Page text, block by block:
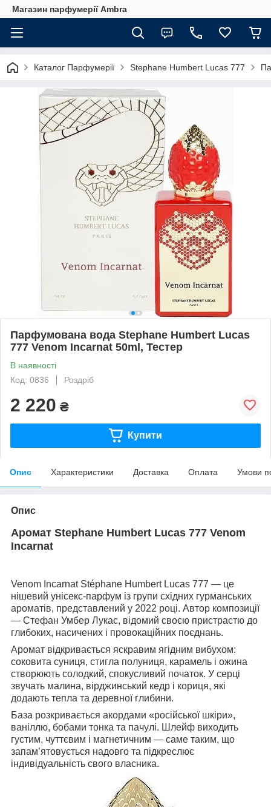
Магазин парфумерії Ambra
Каталог Парфумерії Stephane Humbert Lucas 777
Парфумована вода Stephane Humbert Lucas
777 Venom Incarnat 50ml, Тестер
В наявності
Код: 0836
Роздріб
2 220 ₴
Купити
Опис Характеристики Доставка Оплата Умови
Опис
Аромат Stephane Humbert Lucas 777 Venom
Incarnat
Venom Incarnat Stéphane Humbert Lucas 777 — це
нішевий унісекс-парфум із групи східних гурманських
ароматів, представлений у 2022 році. Автор композиції
— Стефан Умбер Лукас, відомий своєю пристрастю до
глибоких, насичених і провокаційних поєднань.
Аромат відкривається яскравим ягідним вибухом:
соковита суниця, стигла полуниця, карамель і ожина
створюють солодкий, спокусливий початок. У серці
звучать малина, вірджинський кедр і кориця, які
додають тепла та деревної глибини.
База розкривається акордами «російської шкіри»,
ваніллю, бобами тонка та пачулі. Шлейф виходить
густим, чуттєвим і магнетичним — саме таким, що
запам’ятовується надовго та підкреслює
індивідуальність свого власника.